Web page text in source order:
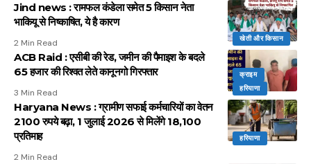
खेती और किसान
Jind news : रामफल कंडेला समेत 5 किसान नेता
भाकियू से निष्काषित, ये है कारण
2 Min Read
क्राइम
हरियाणा
ACB Raid : एसीबी की रेड, जमीन की पैमाइश के बदले
65 हजार की रिश्वत लेते कानूनगो गिरफ्तार
3 Min Read
हरियाणा
Haryana News : ग्रामीण सफाई कर्मचारियों का वेतन
2100 रुपये बढ़ा, 1 जुलाई 2026 से मिलेंगे 18,100
प्रतिमाह
2 Min Read